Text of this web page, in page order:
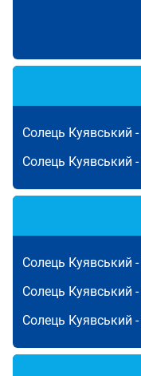
Солець Куявський -
Солець Куявський -
Солець Куявський -
Солець Куявський -
Солець Куявський -